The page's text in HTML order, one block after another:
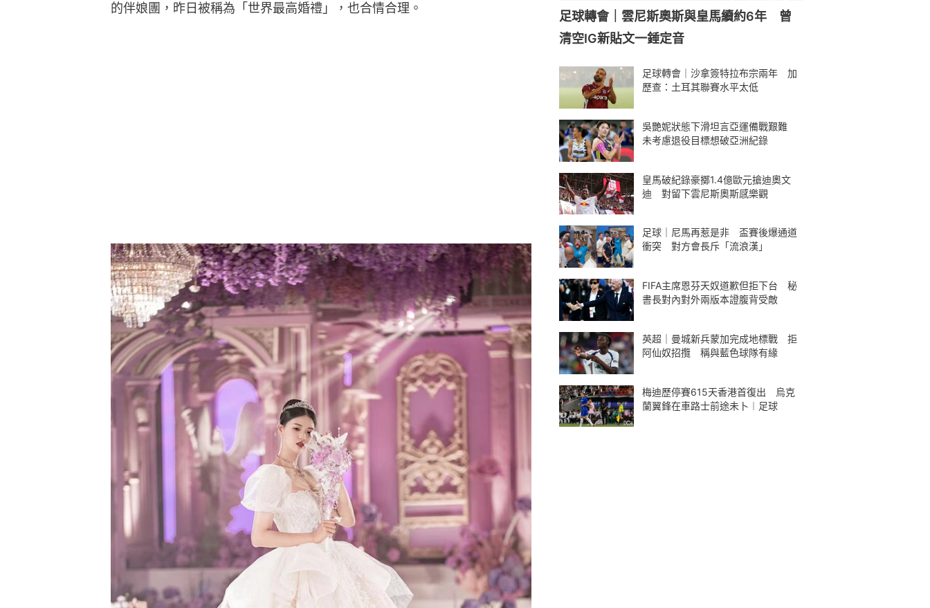
的伴娘團，昨日被稱為「世界最高婚禮」，也合情合理。
足球轉會｜雲尼斯奧斯與皇馬續約6年 曾
清空IG新貼文一錘定音
足球轉會｜沙拿簽特拉布宗兩年 加
歷查：土耳其聯賽水平太低
吳艷妮狀態下滑坦言亞運備戰艱難
未考慮退役目標想破亞洲紀錄
皇馬破紀錄豪擲1.4億歐元搶迪奧文
迪 對留下雲尼斯奧斯感樂觀
足球｜尼馬再惹是非 盃賽後爆通道
衝突 對方會長斥「流浪漢」
FIFA主席恩芬天奴道歉但拒下台 秘
書長對內對外兩版本證腹背受敵
英超｜曼城新兵蒙加完成地標戰 拒
阿仙奴招攬 稱與藍色球隊有緣
梅迪歷停賽615天香港首復出 烏克
蘭翼鋒在車路士前途未卜︱足球